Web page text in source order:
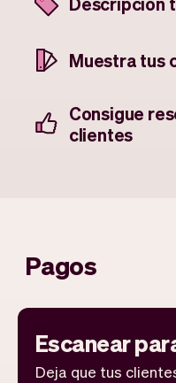
Muestra tus
Consigue
clientes
Pagos
Escanear
Deja que tus